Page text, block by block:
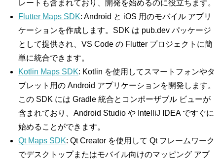
レートも含まれており、開発を始めるのに役立ちます。
Flutter Maps SDK: Android と iOS 用のモバイル アプリ
ケーションを作成します。SDK は pub.dev パッケージ
として提供され、VS Code の Flutter プロジェクトに簡
単に統合できます。
Kotlin Maps SDK: Kotlin を使用してスマートフォンやタ
ブレット用の Android アプリケーションを開発します。
この SDK には Gradle 統合とコンポーザブル ビューが
含まれており、Android Studio や IntelliJ IDEA ですぐに
始めることができます。
Qt Maps SDK: Qt Creator を使用して Qt フレームワーク
でデスクトップまたはモバイル向けのマッピング アプ